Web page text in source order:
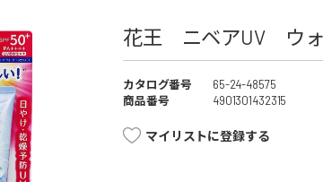
花王 ニベアUV ウォ
カタログ番号
65-24-48575
商品番号
4901301432315
マイリストに登録する